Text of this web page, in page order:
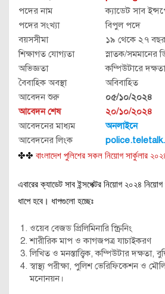
পদের নাম
ক্যাডেট সাব
পদের সংখ্যা
বিপুল পদে
বয়সসীমা
১৯ থেকে ২৭ বছর
শিক্ষাগত যোগ্যতা
স্নাতক/সমমানের
অভিজ্ঞতা
কম্পিউটারে দক্ষতা
বৈবাহিক অবস্থা
অবিবাহিত
আবেদন শুরু
০৫/১০/২০২৪
আবেদন শেষ
২০/১০/২০২৪
আবেদনের মাধ্যম
অনলাইনে
আবেদনের লিংক
✤✤ বাংলাদেশ পুলিশের সকল নিয়োগ সার্কুলার
এবারের ক্যাডেট সাব ইন্সপেক্টর নিয়োগ ২০২৪
ধাপে হবে। ধাপগুলো হচ্ছেঃ
ওয়েব বেজড প্রিলিমিনারি স্ক্রিনিং
শারীরিক মাপ ও কাগজপত্র যাচাইকরণ
লিখিত ও মনস্তাত্ত্বিক, কম্পিউটার দক্ষতা,
স্বাস্থ্য পরীক্ষা, পুলিশ ভেরিফিকেশন ও
মনোনয়ন।